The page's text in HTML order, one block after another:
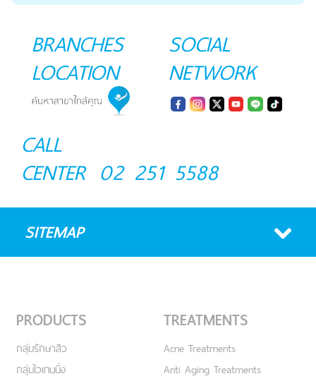
BRANCHES
LOCATION
SOCIAL
NETWORK
CALL
CENTER 02 251 5588
SITEMAP
PRODUCTS
กลุ่มรักษาสิว
กลุ่มไวเทนนิ่ง
TREATMENTS
Acne Treatments
Anti Aging Treatments